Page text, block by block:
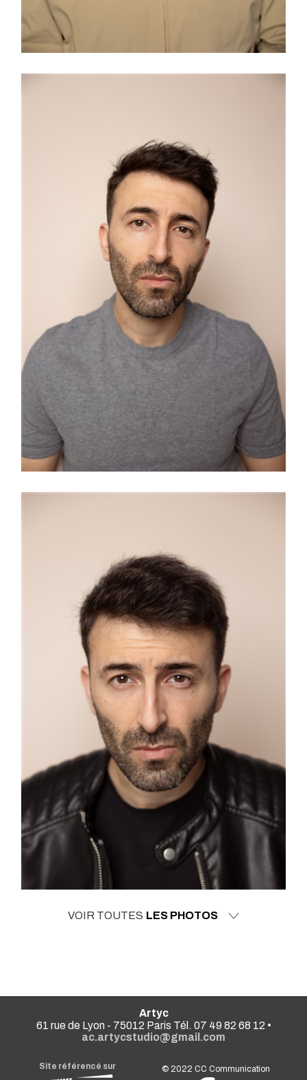
VOIR TOUTES LES PHOTOS
Artyc
61 rue de Lyon - 75012 Paris Tél. 07 49 82 68 12 •
ac.artycstudio@gmail.com
Site référencé sur © 2022CC Communication